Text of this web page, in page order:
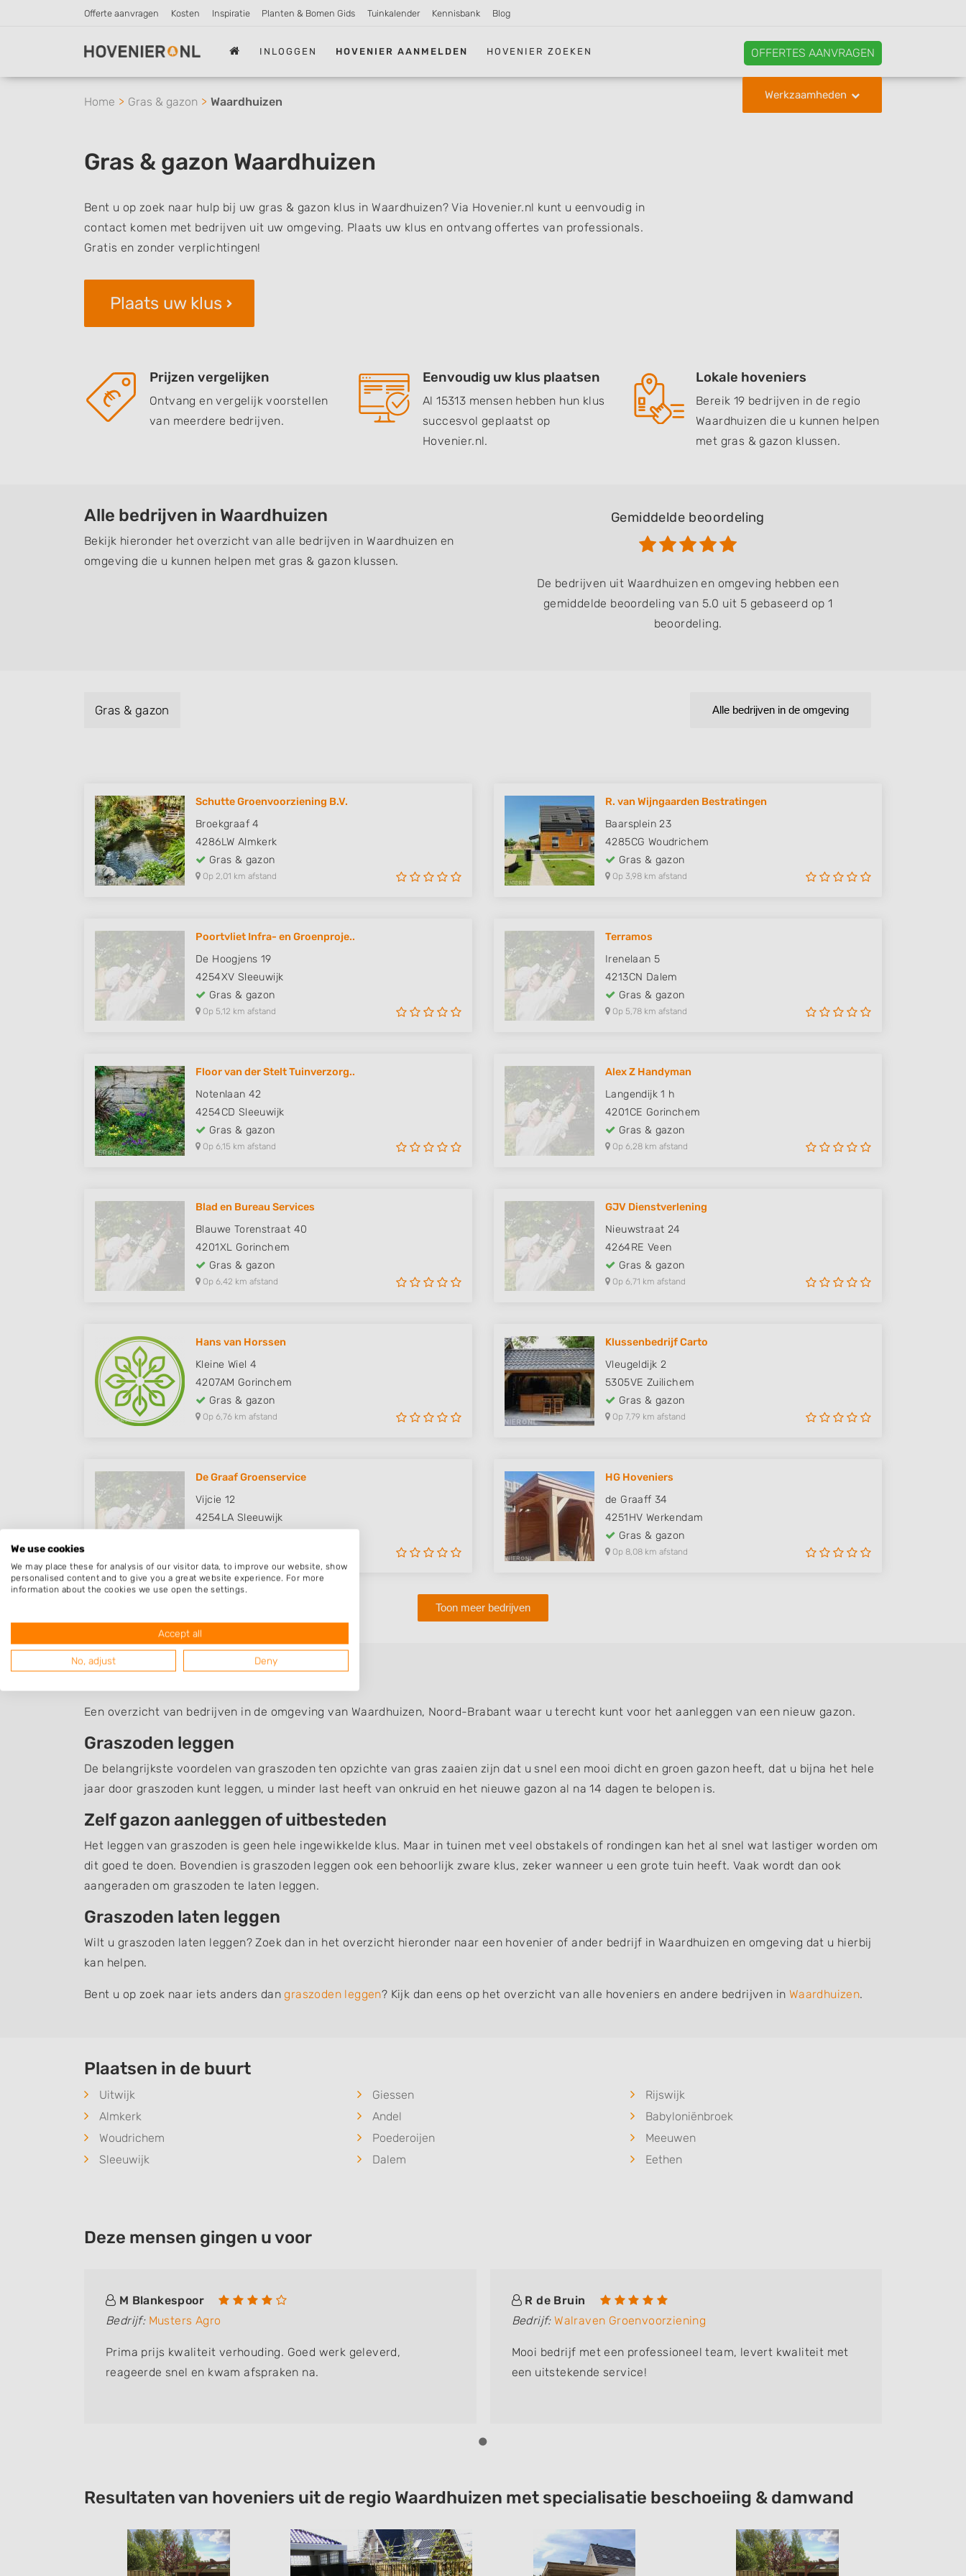
Offerte aanvragen Kosten Inspiratie Planten & Bomen Gids Tuinkalender Kennisbank Blog
INLOGGEN HOVENIER AANMELDEN HOVENIER ZOEKEN OFFERTES AANVRAGEN
Werkzaamheden
Home Gras & gazon Waardhuizen
Gras & gazon Waardhuizen
Bent u op zoek naar hulp bij uw gras & gazon klus in Waardhuizen? Via Hovenier.nl kunt u eenvoudig in
contact komen met bedrijven uit uw omgeving. Plaats uw klus en ontvang offertes van professionals.
Gratis en zonder verplichtingen!
Plaats uw klus
Prijzen vergelijken
Ontvang en vergelijk voorstellen
van meerdere bedrijven.
Eenvoudig uw klus plaatsen
Al 15313 mensen hebben hun klus
succesvol geplaatst op
Hovenier.nl.
Lokale hoveniers
Bereik 19 bedrijven in de regio
Waardhuizen die u kunnen helpen
met gras & gazon klussen.
Alle bedrijven in Waardhuizen
Bekijk hieronder het overzicht van alle bedrijven in Waardhuizen en
omgeving die u kunnen helpen met gras & gazon klussen.
Gemiddelde beoordeling
De bedrijven uit Waardhuizen en omgeving hebben een
gemiddelde beoordeling van 5.0 uit 5 gebaseerd op 1
beoordeling.
Gras & gazon Alle bedrijven in de omgeving
Schutte Groenvoorziening B.V.
Broekgraaf 4
4286LW Almkerk
Gras & gazon
Op 2,01 km afstand
R. van Wijngaarden Bestratingen
Baarsplein 23
4285CG Woudrichem
Gras & gazon
Op 3,98 km afstand
Poortvliet Infra- en Groenproje..
De Hoogjens 19
4254XV Sleeuwijk
Gras & gazon
Op 5,12 km afstand
Terramos
Irenelaan 5
4213CN Dalem
Gras & gazon
Op 5,78 km afstand
Floor van der Stelt Tuinverzorg..
Notenlaan 42
4254CD Sleeuwijk
Gras & gazon
Op 6,15 km afstand
Alex Z Handyman
Langendijk 1 h
4201CE Gorinchem
Gras & gazon
Op 6,28 km afstand
Blad en Bureau Services
Blauwe Torenstraat 40
4201XL Gorinchem
Gras & gazon
Op 6,42 km afstand
GJV Dienstverlening
Nieuwstraat 24
4264RE Veen
Gras & gazon
Op 6,71 km afstand
Hans van Horssen
Kleine Wiel 4
4207AM Gorinchem
Gras & gazon
Op 6,76 km afstand
Klussenbedrijf Carto
Vleugeldijk 2
5305VE Zuilichem
Gras & gazon
Op 7,79 km afstand
De Graaf Groenservice
Vijcie 12
4254LA Sleeuwijk
HG Hoveniers
de Graaff 34
4251HV Werkendam
Gras & gazon
Op 8,08 km afstand
Toon meer bedrijven
Graszoden Waardhuizen
Een overzicht van bedrijven in de omgeving van Waardhuizen, Noord-Brabant waar u terecht kunt voor het aanleggen van een nieuw gazon.
Graszoden leggen
De belangrijkste voordelen van graszoden ten opzichte van gras zaaien zijn dat u snel een mooi dicht en groen gazon heeft, dat u bijna het hele
jaar door graszoden kunt leggen, u minder last heeft van onkruid en het nieuwe gazon al na 14 dagen te belopen is.
Zelf gazon aanleggen of uitbesteden
Het leggen van graszoden is geen hele ingewikkelde klus. Maar in tuinen met veel obstakels of rondingen kan het al snel wat lastiger worden om
dit goed te doen. Bovendien is graszoden leggen ook een behoorlijk zware klus, zeker wanneer u een grote tuin heeft. Vaak wordt dan ook
aangeraden om graszoden te laten leggen.
Graszoden laten leggen
Wilt u graszoden laten leggen? Zoek dan in het overzicht hieronder naar een hovenier of ander bedrijf in Waardhuizen en omgeving dat u hierbij
kan helpen.
Bent u op zoek naar iets anders dangraszoden leggen? Kijk dan eens op het overzicht van alle hoveniers en andere bedrijven in Waardhuizen.
Plaatsen in de buurt
Uitwijk Giessen
Rijswijk
Almkerk
Andel
Babyloniënbroek
Woudrichem
Poederoijen
Meeuwen
Sleeuwijk
Dalem Eethen
Deze mensen gingen u voor
M Blankespoor
Bedrijf: Musters Agro
Prima prijs kwaliteit verhouding. Goed werk geleverd,
reageerde snel en kwam afspraken na.
R de Bruin
Bedrijf: Walraven Groenvoorziening
Mooi bedrijf met een professioneel team, levert kwaliteit met
een uitstekende service!
Resultaten van hoveniers uit de regio Waardhuizen met specialisatie beschoeiing & damwand
We use cookies
We may place these for analysis of our visitor data, to improve our website, show
personalised content and to give you a great website experience. For more
information about the cookies we use open the settings.
Accept all
No, adjust Deny